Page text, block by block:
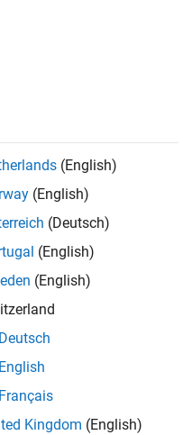
(English)
(English)
(Deutsch)
(English)
(English)
Deutsch
English
Français
Kingdom (English)